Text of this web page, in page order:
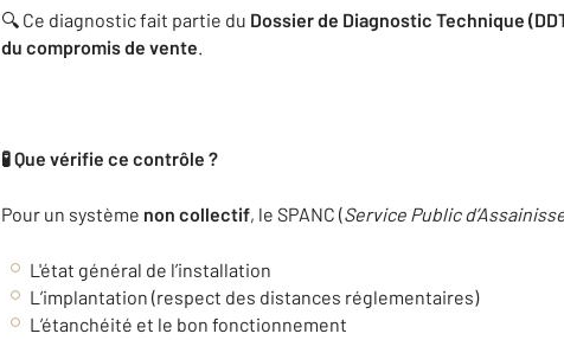
🔍 Ce diagnostic fait partie du Dossier de Diagnostic Technique
du compromis de vente.
🧪 Que vérifie ce contrôle ?
Pour un système non collectif, le SPANC (Service Public
L'état général de l’installation
L’implantation (respect des distances réglementaires)
L’étanchéité et le bon fonctionnement